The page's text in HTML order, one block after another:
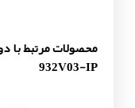
932V03-IP